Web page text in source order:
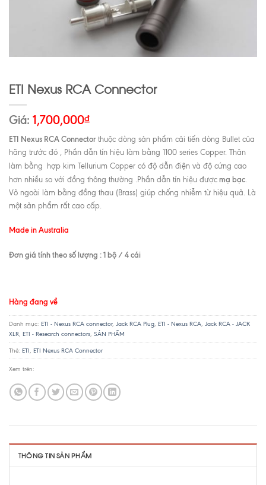
ETI Nexus RCA Connector
Giá: 1,700,000₫
ETI Nexus RCA Connector thuộc dòng sản phẩm cải tiến dòng Bullet của
hãng trước đó , Phần dẫn tín hiệu làm bằng 1100 series Copper. Thân
làm bằng
hợp kim Tellurium Copper có độ dẫn điện và độ cứng cao
hơn nhiều so với đồng thông thường .Phần dẫn tín hiệu được mạ bạc.
Vỏ ngoài làm bằng đồng thau (Brass) giúp chống nhiễm từ hiệu quả. Là
một sản phẩm rất cao cấp.
Made in Australia
Đơn giá tính theo số lượng : 1 bộ / 4 cái
Hàng đang về
Danh mục: ETI - Nexus RCA connector, Jack RCA Plug, ETI - Nexus RCA, Jack RCA - JACK
XLR, ETI - Research connectors, SẢN PHẨM
Thẻ: ETI, ETI Nexus RCA Connector
Xem trên:
THÔNG TIN SẢN PHẨM